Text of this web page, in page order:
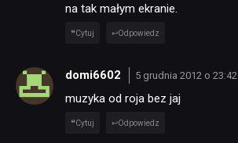
na tak małym ekranie.
Cytuj Odpowiedz
domi6602 5 grudnia 2012 o 23:42
muzyka od roja bez jaj
Cytuj Odpowiedz